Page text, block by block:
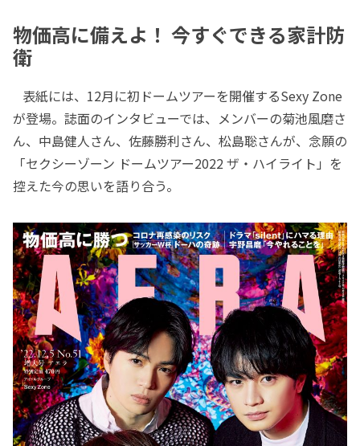
物価高に備えよ！ 今すぐできる家計防
衛
表紙には、12月に初ドームツアーを開催するSexy Zone
が登場。誌面のインタビューでは、メンバーの菊池風磨さ
ん、中島健人さん、佐藤勝利さん、松島聡さんが、念願の
「セクシーゾーン ドームツアー2022 ザ・ハイライト」を
控えた今の思いを語り合う。